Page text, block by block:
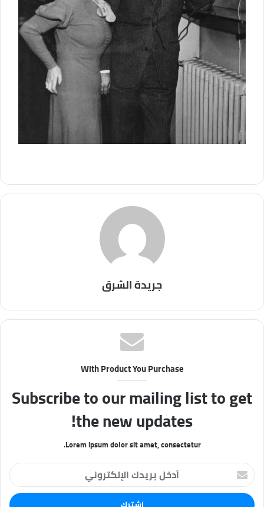
جريدة الشرق
With Product You Purchase
Subscribe to our mailing list to get
the new updates!
Lorem ipsum dolor sit amet, consectetur.
أ
د
خ